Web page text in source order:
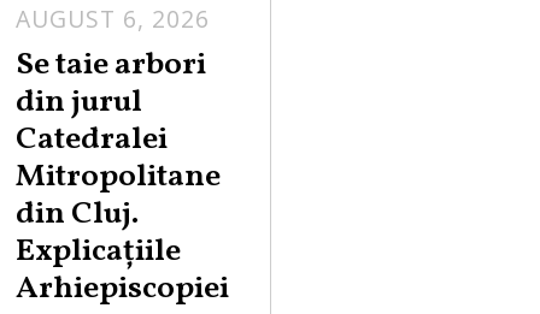
AUGUST 6, 2026
Se taie arbori
din jurul
Catedralei
Mitropolitane
din Cluj.
Explicațiile
Arhiepiscopiei